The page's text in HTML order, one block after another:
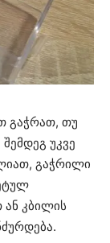
გაჭრათ, თუ
უკვე
გაჭრილი
კბილის